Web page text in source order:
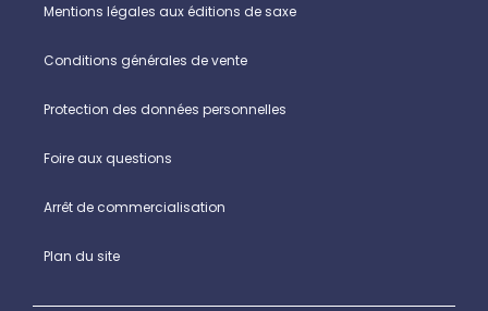
Mentions légales aux éditions de saxe
Conditions générales de vente
Protection des données personnelles
Foire aux questions
Arrêt de commercialisation
Plan du site